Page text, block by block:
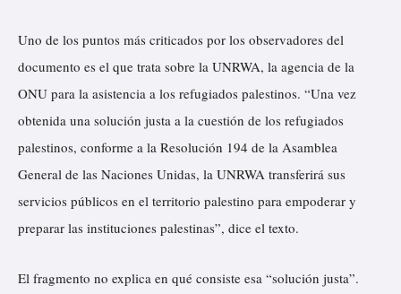
Uno de los puntos más criticados por los observadores del
documento es el que trata sobre la UNRWA, la agencia de la
ONU para la asistencia a los refugiados palestinos. “Una vez
obtenida una solución justa a la cuestión de los refugiados
palestinos, conforme a la Resolución 194 de la Asamblea
General de las Naciones Unidas, la UNRWA transferirá sus
servicios públicos en el territorio palestino para empoderar y
preparar las instituciones palestinas”, dice el texto.
El fragmento no explica en qué consiste esa “solución justa”.